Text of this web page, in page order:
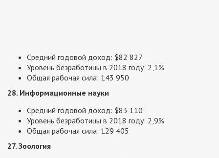
Средний годовой доход: $82 827
Уровень безработицы в 2018 году: 2,1%
Общая рабочая сила: 143 950
28. Информационные науки
Средний годовой доход: $83 110
Уровень безработицы в 2018 году: 2,9%
Общая рабочая сила: 129 405
27. Зоология